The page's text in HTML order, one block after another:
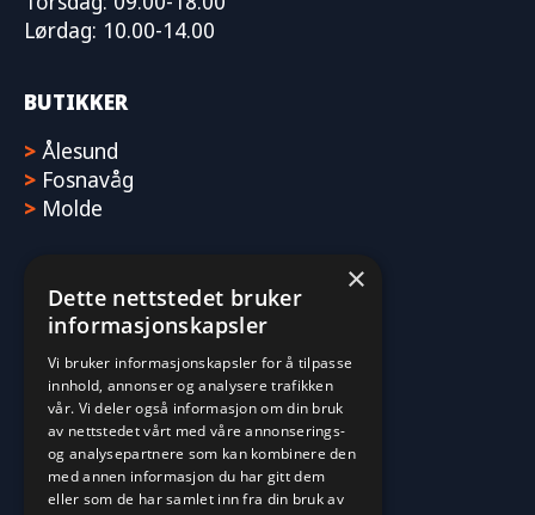
Lørdag: 10.00-14.00
BUTIKKER
> Ålesund
> Fosnavåg
> Molde
×
Dette nettstedet bruker
informasjonskapsler
Vi bruker informasjonskapsler for å tilpasse
innhold, annonser og analysere trafikken
vår. Vi deler også informasjon om din bruk
av nettstedet vårt med våre annonserings-
og analysepartnere som kan kombinere den
med annen informasjon du har gitt dem
eller som de har samlet inn fra din bruk av